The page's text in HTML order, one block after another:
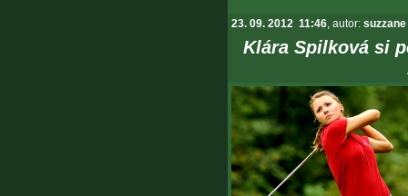
23. 09. 2012 11:46, autor: suzzane
Klára Spilková si